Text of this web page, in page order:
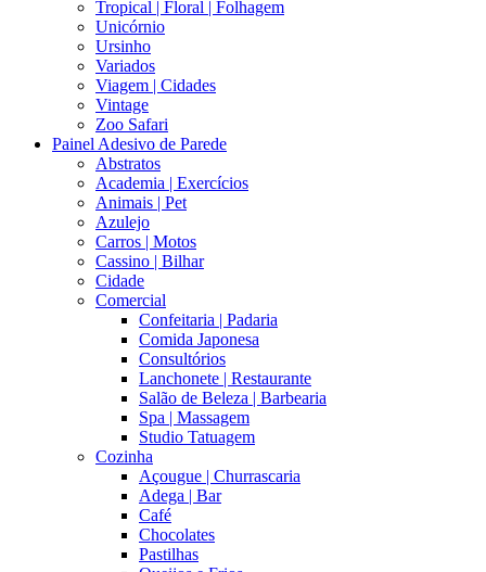
Tropical | Floral | Folhagem
Unicórnio
Ursinho
Variados
Viagem | Cidades
Vintage
Zoo Safari
Painel Adesivo de Parede
Abstratos
Academia | Exercícios
Animais | Pet
Azulejo
Carros | Motos
Cassino | Bilhar
Cidade
Comercial
Confeitaria | Padaria
Comida Japonesa
Consultórios
Lanchonete | Restaurante
Salão de Beleza | Barbearia
Spa | Massagem
Studio Tatuagem
Cozinha
Açougue | Churrascaria
Adega | Bar
Café
Chocolates
Pastilhas